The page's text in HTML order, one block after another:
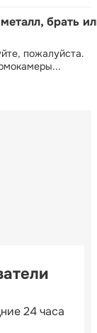
брать
пожалуйста.
24 часа